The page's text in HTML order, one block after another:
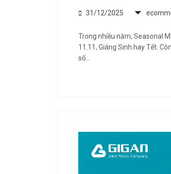
31/12/2025
Trong nhiều năm, Seasonal
11.11, Giáng Sinh hay Tết.
số…